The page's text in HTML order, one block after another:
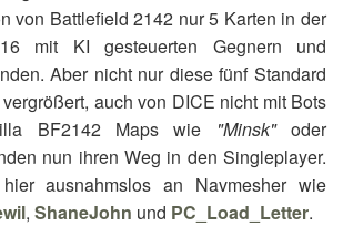
von Battlefield 2142 nur 5 Karten in der
mit KI gesteuerten Gegnern und
Aber nicht nur diese fünf Standard
auch von DICE nicht mit Bots
BF2142 Maps wie
"Minsk"oder
nun ihren Weg in den Singleplayer.
ausnahmslos an Navmesher wie
, ShaneJohn und PC_Load_Letter.